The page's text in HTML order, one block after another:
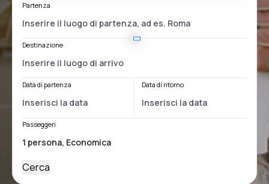
Partenza
Destinazione
Data di partenza Data di ritorno
Passeggeri
Cerca